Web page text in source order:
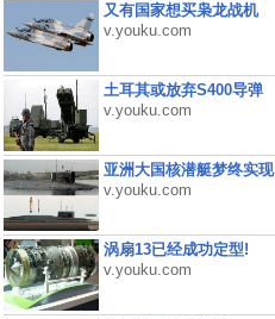
又有国家想买枭龙战机
v.youku.com
土耳其或放弃S400导弹
v.youku.com
亚洲大国核潜艇梦终实现
v.youku.com
涡扇13已经成功定型!
v.youku.com